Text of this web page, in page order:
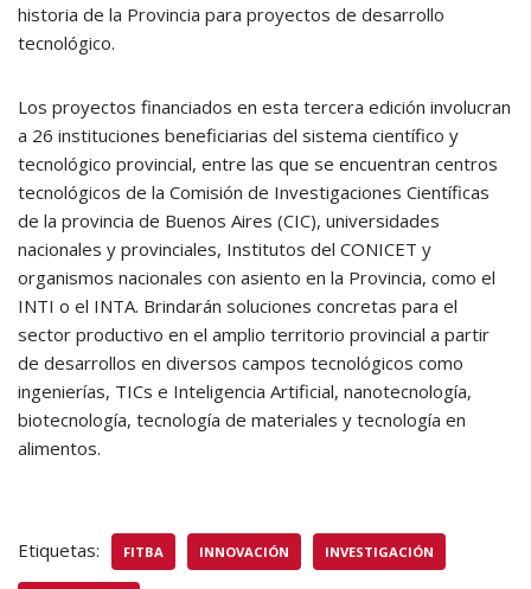
historia de la Provincia para proyectos de desarrollo
tecnológico.
Los proyectos financiados en esta tercera edición involucran
a 26 instituciones beneficiarias del sistema científico y
tecnológico provincial, entre las que se encuentran centros
tecnológicos de la Comisión de Investigaciones Científicas
de la provincia de Buenos Aires (CIC), universidades
nacionales y provinciales, Institutos del CONICET y
organismos nacionales con asiento en la Provincia, como el
INTI o el INTA. Brindarán soluciones concretas para el
sector productivo en el amplio territorio provincial a partir
de desarrollos en diversos campos tecnológicos como
ingenierías, TICs e Inteligencia Artificial, nanotecnología,
biotecnología, tecnología de materiales y tecnología en
alimentos.
Etiquetas: FITBA INNOVACIÓN INVESTIGACIÓN